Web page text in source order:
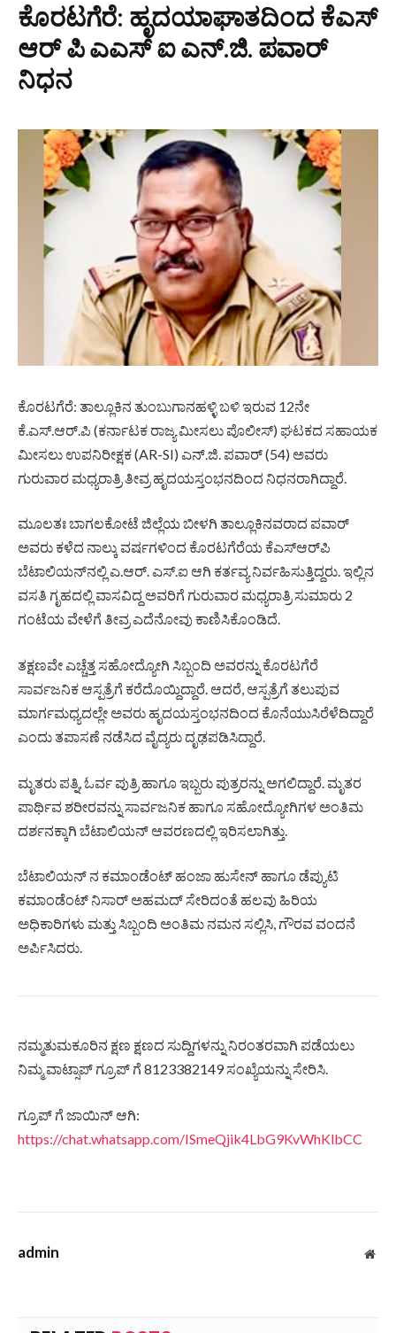
ಕೊರಟಗೆರೆ: ಹೃದಯಾಘಾತದಿಂದ ಕೆಎಸ್‌
ಆರ್‌ ಪಿ ಎಎಸ್‌ ಐ ಎನ್.ಜಿ. ಪವಾರ್
ನಿಧನ
ಕೊರಟಗೆರೆ: ತಾಲ್ಲೂಕಿನ ತುಂಬುಗಾನಹಳ್ಳಿ ಬಳಿ ಇರುವ 12ನೇ
ಕೆ.ಎಸ್.ಆರ್.ಪಿ (ಕರ್ನಾಟಕ ರಾಜ್ಯ ಮೀಸಲು ಪೊಲೀಸ್) ಘಟಕದ ಸಹಾಯಕ
ಮೀಸಲು ಉಪನಿರೀಕ್ಷಕ (AR-SI) ಎನ್.ಜಿ. ಪವಾರ್ (54) ಅವರು
ಗುರುವಾರ ಮಧ್ಯರಾತ್ರಿ ತೀವ್ರ ಹೃದಯಸ್ತಂಭನದಿಂದ ನಿಧನರಾಗಿದ್ದಾರೆ.
ಮೂಲತಃ ಬಾಗಲಕೋಟೆ ಜಿಲ್ಲೆಯ ಬೀಳಗಿ ತಾಲ್ಲೂಕಿನವರಾದ ಪವಾರ್
ಅವರು ಕಳೆದ ನಾಲ್ಕು ವರ್ಷಗಳಿಂದ ಕೊರಟಗೆರೆಯ ಕೆಎಸ್‌ಆರ್‌ಪಿ
ಬೆಟಾಲಿಯನ್‌ನಲ್ಲಿ ಎ.ಆರ್. ಎಸ್.ಐ ಆಗಿ ಕರ್ತವ್ಯ ನಿರ್ವಹಿಸುತ್ತಿದ್ದರು. ಇಲ್ಲಿನ
ವಸತಿ ಗೃಹದಲ್ಲಿ ವಾಸವಿದ್ದ ಅವರಿಗೆ ಗುರುವಾರ ಮಧ್ಯರಾತ್ರಿ ಸುಮಾರು 2
ಗಂಟೆಯ ವೇಳೆಗೆ ತೀವ್ರ ಎದೆನೋವು ಕಾಣಿಸಿಕೊಂಡಿದೆ.
ತಕ್ಷಣವೇ ಎಚ್ಚೆತ್ತ ಸಹೋದ್ಯೋಗಿ ಸಿಬ್ಬಂದಿ ಅವರನ್ನು ಕೊರಟಗೆರೆ
ಸಾರ್ವಜನಿಕ ಆಸ್ಪತ್ರೆಗೆ ಕರೆದೊಯ್ದಿದ್ದಾರೆ. ಆದರೆ, ಆಸ್ಪತ್ರೆಗೆ ತಲುಪುವ
ಮಾರ್ಗಮಧ್ಯದಲ್ಲೇ ಅವರು ಹೃದಯಸ್ತಂಭನದಿಂದ ಕೊನೆಯುಸಿರೆಳೆದಿದ್ದಾರೆ
ಎಂದು ತಪಾಸಣೆ ನಡೆಸಿದ ವೈದ್ಯರು ದೃಢಪಡಿಸಿದ್ದಾರೆ.
ಮೃತರು ಪತ್ನಿ, ಓರ್ವ ಪುತ್ರಿ ಹಾಗೂ ಇಬ್ಬರು ಪುತ್ರರನ್ನು ಅಗಲಿದ್ದಾರೆ. ಮೃತರ
ಪಾರ್ಥಿವ ಶರೀರವನ್ನು ಸಾರ್ವಜನಿಕ ಹಾಗೂ ಸಹೋದ್ಯೋಗಿಗಳ ಅಂತಿಮ
ದರ್ಶನಕ್ಕಾಗಿ ಬೆಟಾಲಿಯನ್ ಆವರಣದಲ್ಲಿ ಇರಿಸಲಾಗಿತ್ತು.
ಬೆಟಾಲಿಯನ್‌ ನ ಕಮಾಂಡೆಂಟ್ ಹಂಜಾ ಹುಸೇನ್ ಹಾಗೂ ಡೆಪ್ಯುಟಿ
ಕಮಾಂಡೆಂಟ್ ನಿಸಾರ್ ಅಹಮದ್ ಸೇರಿದಂತೆ ಹಲವು ಹಿರಿಯ
ಅಧಿಕಾರಿಗಳು ಮತ್ತು ಸಿಬ್ಬಂದಿ ಅಂತಿಮ ನಮನ ಸಲ್ಲಿಸಿ, ಗೌರವ ವಂದನೆ
ಅರ್ಪಿಸಿದರು.
ನಮ್ಮತುಮಕೂರಿನ ಕ್ಷಣ ಕ್ಷಣದ ಸುದ್ದಿಗಳನ್ನು ನಿರಂತರವಾಗಿ ಪಡೆಯಲು
ನಿಮ್ಮ ವಾಟ್ಸಾಪ್ ಗ್ರೂಪ್ ಗೆ 8123382149 ಸಂಖ್ಯೆಯನ್ನು ಸೇರಿಸಿ.
ಗ್ರೂಪ್ ಗೆ ಜಾಯಿನ್ ಆಗಿ:
https://chat.whatsapp.com/ISmeQjik4LbG9KvWhKlbCC
admin